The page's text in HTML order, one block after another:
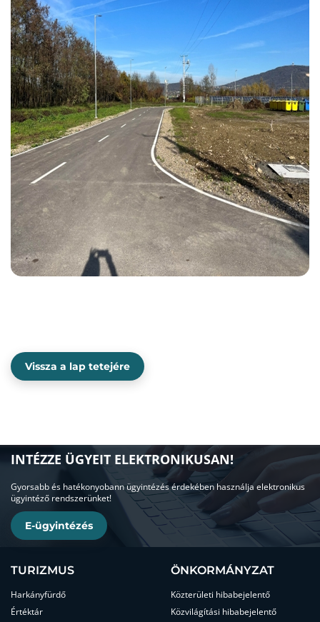
Vissza a lap tetejére
INTÉZZE ÜGYEIT ELEKTRONIKUSAN!
Gyorsabb és hatékonyobann ügyintézés érdekében használja elektronikus
ügyintéző rendszerünket!
E-ügyintézés
TURIZMUS
Harkányfürdő
Értéktár
ÖNKORMÁNYZAT
Közterületi hibabejelentő
Közvilágítási hibabejelentő